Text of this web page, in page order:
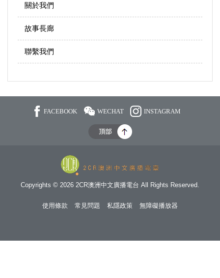
關於我們
故事長廊
聯繫我們
FACEBOOK WECHAT INSTAGRAM
Copyrights © 2026 2CR澳洲中文廣播電台 All Rights Reserved.
使用條款 常見問題 私隱政策 無障礙播放器